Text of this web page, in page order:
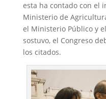
esta ha contado con el
Ministerio de
el Ministerio Público y
sostuvo, el Congreso
los citados.